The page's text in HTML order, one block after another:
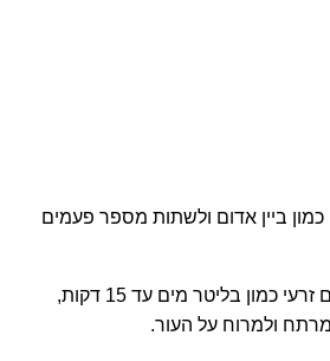
כמון ביין אדום ולשתות מספר פעמים
להרתיח 50 גרם זרעי כמון בליטר מים עד 15 דקות,
ולמרוח על העור.